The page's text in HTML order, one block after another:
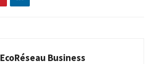
EcoRéseau Business